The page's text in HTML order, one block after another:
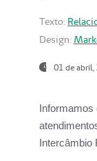
Texto:
Design:
01 de
Intercâmbio